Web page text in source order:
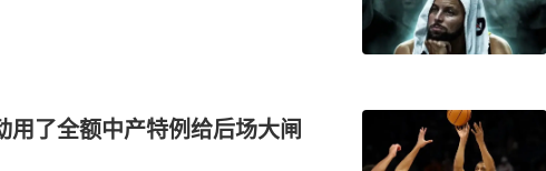
用了全额中产特例给后场大闸